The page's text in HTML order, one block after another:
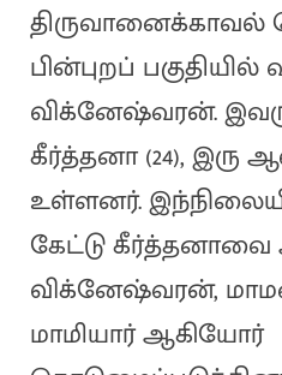
திருவானைக்காவல்
பின்புறப் பகுதியில்
விக்னேஷ்வரன்.
கீர்த்தனா (24),
உள்ளனர்.
கேட்டு
விக்னேஷ்வரன்,
மாமியார் ஆகியோர்